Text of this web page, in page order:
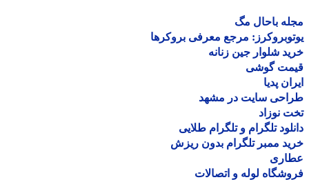
باحال مگ
مرجع معرفی بروکرها
شلوار جین زنانه
گوشی
پدیا
سایت در مشهد
نوزاد
تلگرام و تلگرام طلایی
ممبر تلگرام بدون ریزش
لوله و اتصالات